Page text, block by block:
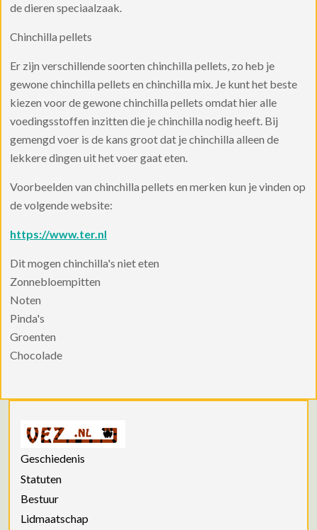
de dieren speciaalzaak.
Chinchilla pellets
Er zijn verschillende soorten chinchilla pellets, zo heb je
gewone chinchilla pellets en chinchilla mix. Je kunt het beste
kiezen voor de gewone chinchilla pellets omdat hier alle
voedingsstoffen inzitten die je chinchilla nodig heeft. Bij
gemengd voer is de kans groot dat je chinchilla alleen de
lekkere dingen uit het voer gaat eten.
Voorbeelden van chinchilla pellets en merken kun je vinden op
de volgende website:
https://www.ter.nl
Dit mogen chinchilla's niet eten
Zonnebloempitten
Noten
Pinda's
Groenten
Chocolade
Geschiedenis
Statuten
Bestuur
Lidmaatschap